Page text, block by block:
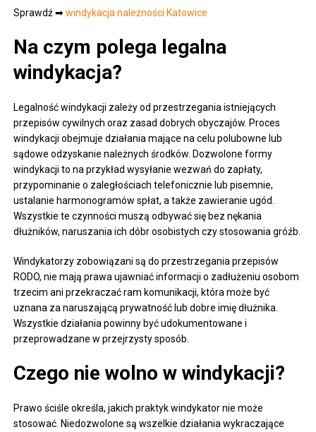
Sprawdź ➡windykacja należności Katowice
Na czym polega legalna
windykacja?
Legalność windykacji zależy od przestrzegania istniejących
przepisów cywilnych oraz zasad dobrych obyczajów. Proces
windykacji obejmuje działania mające na celu polubowne lub
sądowe odzyskanie należnych środków. Dozwolone formy
windykacji to na przykład wysyłanie wezwań do zapłaty,
przypominanie o zaległościach telefonicznie lub pisemnie,
ustalanie harmonogramów spłat, a także zawieranie ugód.
Wszystkie te czynności muszą odbywać się bez nękania
dłużników, naruszania ich dóbr osobistych czy stosowania gróźb.
Windykatorzy zobowiązani są do przestrzegania przepisów
RODO, nie mają prawa ujawniać informacji o zadłużeniu osobom
trzecim ani przekraczać ram komunikacji, która może być
uznana za naruszającą prywatność lub dobre imię dłużnika.
Wszystkie działania powinny być udokumentowane i
przeprowadzane w przejrzysty sposób.
Czego nie wolno w windykacji?
Prawo ściśle określa, jakich praktyk windykator nie może
stosować. Niedozwolone są wszelkie działania wykraczające